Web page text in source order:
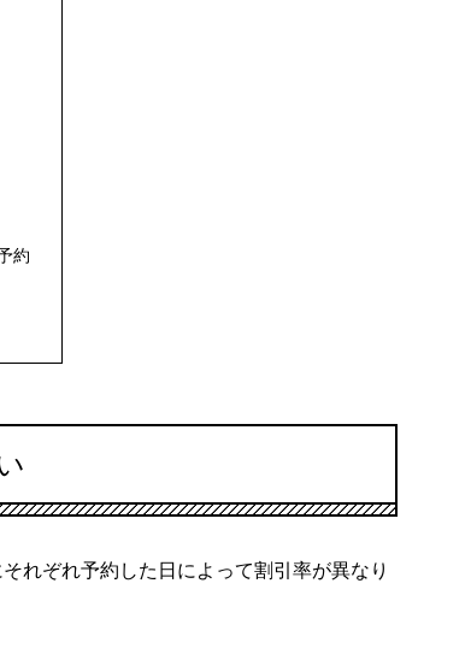
約
れぞれ予約した日によって割引率が異なり